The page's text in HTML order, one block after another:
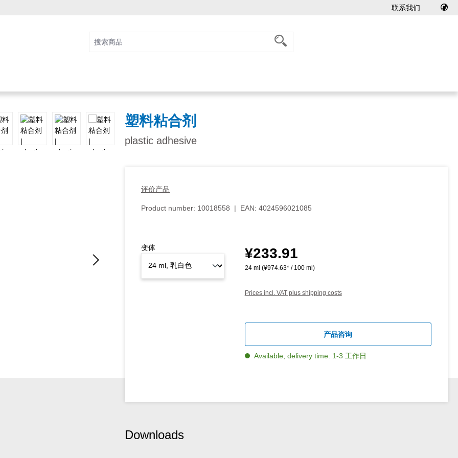
联系我们
塑料粘合剂
plastic adhesive
评价产品
Product number: 10018558 | EAN: 4024596021085
Regular price:
¥233.91
24 ml (¥974.63* / 100 ml)
Prices incl. VAT plus shipping costs
变体
产品咨询
Available, delivery time: 1-3 工作日
Downloads